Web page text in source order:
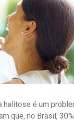
halitose é um
que, no Brasil,